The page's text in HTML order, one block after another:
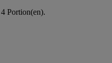
4 Portion(en).